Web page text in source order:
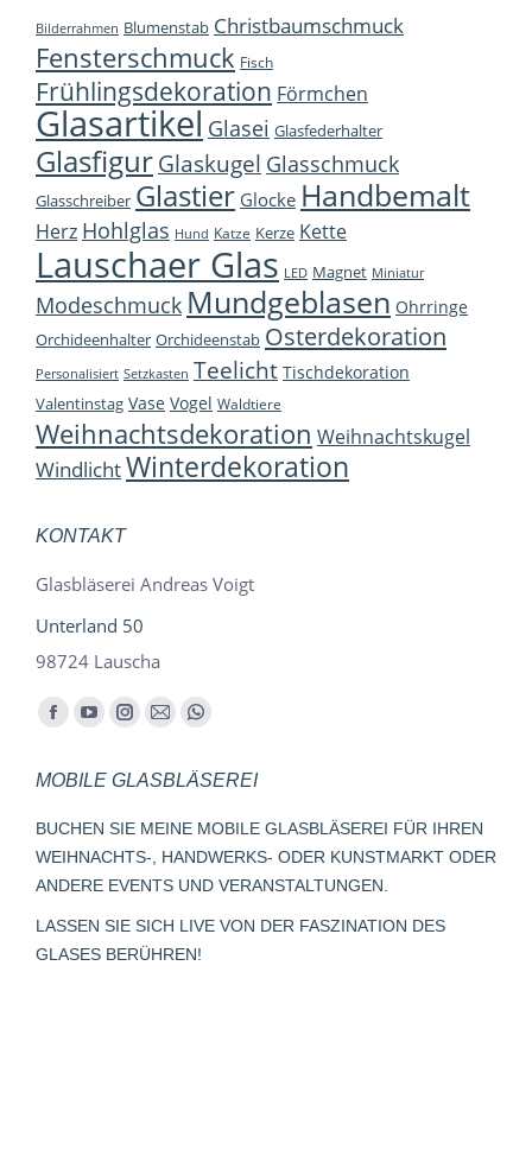
Bilderrahmen Blumenstab Christbaumschmuck
Fensterschmuck Fisch
Frühlingsdekoration Förmchen
Glasartikel Glasei Glasfederhalter
Glasfigur Glaskugel Glasschmuck
Glasschreiber Glastier Glocke Handbemalt
Herz Hohlglas Hund Katze Kerze Kette
Lauschaer Glas LED Magnet Miniatur
Modeschmuck Mundgeblasen Ohrringe
Orchideenhalter Orchideenstab Osterdekoration
Personalisiert Setzkasten Teelicht Tischdekoration
Valentinstag Vase Vogel Waldtiere
Weihnachtsdekoration Weihnachtskugel
WindlichtWinterdekoration
KONTAKT
Glasbläserei Andreas Voigt
Unterland 50
98724 Lauscha
Finden Sie uns auf:
Facebook
opens
in
new
window
YouTube
opens
in
new
window
Instagram
opens
in
new
window
E-
page
opens
in
new
Whatsapp
opens
in
new
window
MOBILE GLASBLÄSEREI
BUCHEN SIE MEINE MOBILE GLASBLÄSEREI FÜR IHREN
WEIHNACHTS-, HANDWERKS- ODER KUNSTMARKT ODER
ANDERE EVENTS UND VERANSTALTUNGEN.
LASSEN SIE SICH LIVE VON DER FASZINATION DES
GLASES BERÜHREN!